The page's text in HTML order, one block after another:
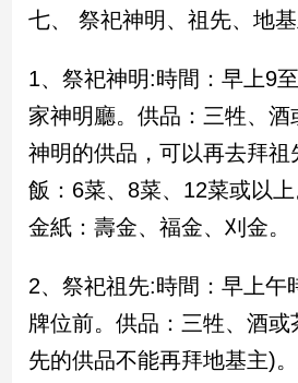
術
創
／
電
影
推
薦
科
遊
戲
運
動
七、 祭祀神明、祖先、地
1、祭祀神明:時間：早上9
家神明廳。供品：三牲、
神明的供品，可以再去拜祖
飯：6菜、8菜、12菜或以上
金紙：壽金、福金、刈金。
2、祭祀祖先:時間：早上午
牌位前。供品：三牲、酒
先的供品不能再拜地基主)